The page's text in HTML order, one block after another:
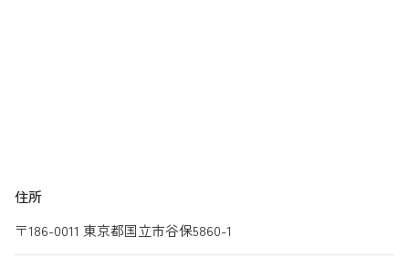
住所
〒186-0011 東京都国立市谷保5860-1